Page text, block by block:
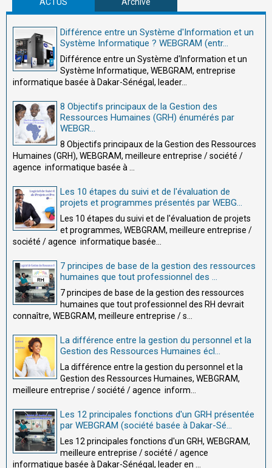
Différence entre un Système d'Information et un
Système Informatique ? WEBGRAM (entr...
Différence entre un Système d'Information et un
Système Informatique, WEBGRAM, entreprise
informatique basée à Dakar-Sénégal, leader...
8 Objectifs principaux de la Gestion des
Ressources Humaines (GRH) énumérés par
WEBGR...
8 Objectifs principaux de la Gestion des Ressources
Humaines (GRH), WEBGRAM, meilleure entreprise / société /
agence informatique basée à ...
Les 10 étapes du suivi et de l'évaluation de
projets et programmes présentés par WEBG...
Les 10 étapes du suivi et de l'évaluation de projets
et programmes, WEBGRAM, meilleure entreprise /
société / agence informatique basée...
7 principes de base de la gestion des ressources
humaines que tout professionnel des ...
7 principes de base de la gestion des ressources
humaines que tout professionnel des RH devrait
connaître, WEBGRAM, meilleure entreprise / s...
La différence entre la gestion du personnel et la
Gestion des Ressources Humaines écl...
La différence entre la gestion du personnel et la
Gestion des Ressources Humaines, WEBGRAM,
meilleure entreprise / société / agence inform...
Les 12 principales fonctions d'un GRH présentée
par WEBGRAM (société basée à Dakar-Sé...
Les 12 principales fonctions d'un GRH, WEBGRAM,
meilleure entreprise / société / agence
informatique basée à Dakar-Sénégal, leader en ...